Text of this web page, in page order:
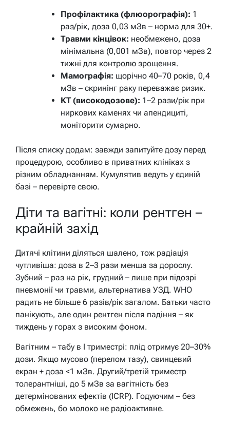
Профілактика (флюорографія): 1
раз/рік, доза 0,03 мЗв – норма для 30+.
Травми кінцівок: необмежено, доза
мінімальна (0,001 мЗв), повтор через 2
тижні для контролю зрощення.
Мамографія: щорічно 40–70 років, 0,4
мЗв – скринінг раку переважає ризик.
КТ (високодозове): 1–2 рази/рік при
ниркових каменях чи апендициті,
моніторити сумарно.
Після списку додам: завжди запитуйте дозу перед
процедурою, особливо в приватних клініках з
різним обладнанням. Кумулятив ведуть у єдиній
базі – перевірте свою.
Діти та вагітні: коли рентген –
крайній захід
Дитячі клітини діляться шалено, тож радіація
чутливіша: доза в 2–3 рази менша за дорослу.
Зубний – раз на рік, грудний – лише при підозрі
пневмонії чи травми, альтернатива УЗД. WHO
радить не більше 6 разів/рік загалом. Батьки часто
панікують, але один рентген після падіння – як
тиждень у горах з високим фоном.
Вагітним – табу в І триместрі: плід отримує 20–30%
дози. Якщо мусово (перелом тазу), свинцевий
екран + доза <1 мЗв. Другий/третій триместр
толерантніші, до 5 мЗв за вагітність без
детермінованих ефектів (ICRP). Годуючим – без
обмежень, бо молоко не радіоактивне.